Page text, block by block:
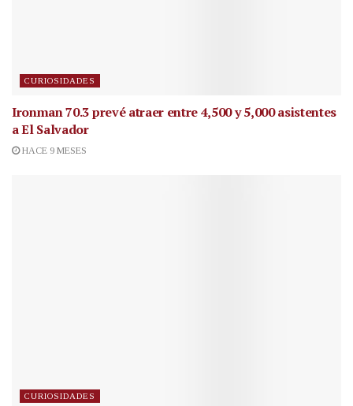
CURIOSIDADES
Ironman 70.3 prevé atraer entre 4,500 y 5,000 asistentes
a El Salvador
HACE 9 MESES
CURIOSIDADES